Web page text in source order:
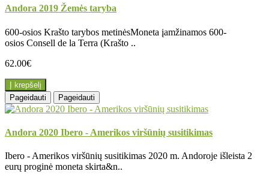
Andora 2019 Žemės taryba
600-osios Krašto tarybos metinėsMoneta įamžinamos 600-
osios Consell de la Terra (Krašto ..
62.00€
Į krepšelį
Pageidauti
Pageidauti
Andora 2020 Ibero - Amerikos viršūnių susitikimas
Ibero - Amerikos viršūnių susitikimas 2020 m. Andoroje išleista 2
eurų proginė moneta skirta&n..